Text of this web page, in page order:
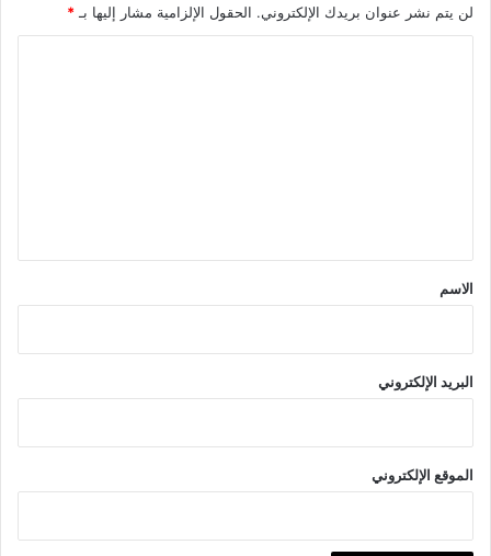
لن يتم نشر عنوان بريدك الإلكتروني. الحقول الإلزامية مشار إليها بـ *
*
الاسم
البريد الإلكتروني
الموقع الإلكتروني